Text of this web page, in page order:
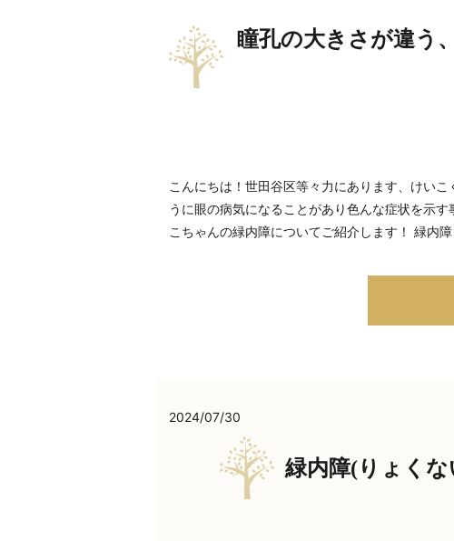
瞳孔の大きさが違う
こんにちは！世田谷区等々力にあります、けい
うに眼の病気になることがあり色んな症状を示
こちゃんの緑内障についてご紹介します！ 緑内
2024/07/30
緑内障(りょく